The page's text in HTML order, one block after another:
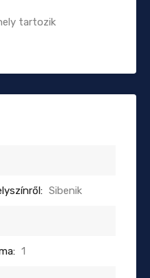
tartozik
Sibenik
1